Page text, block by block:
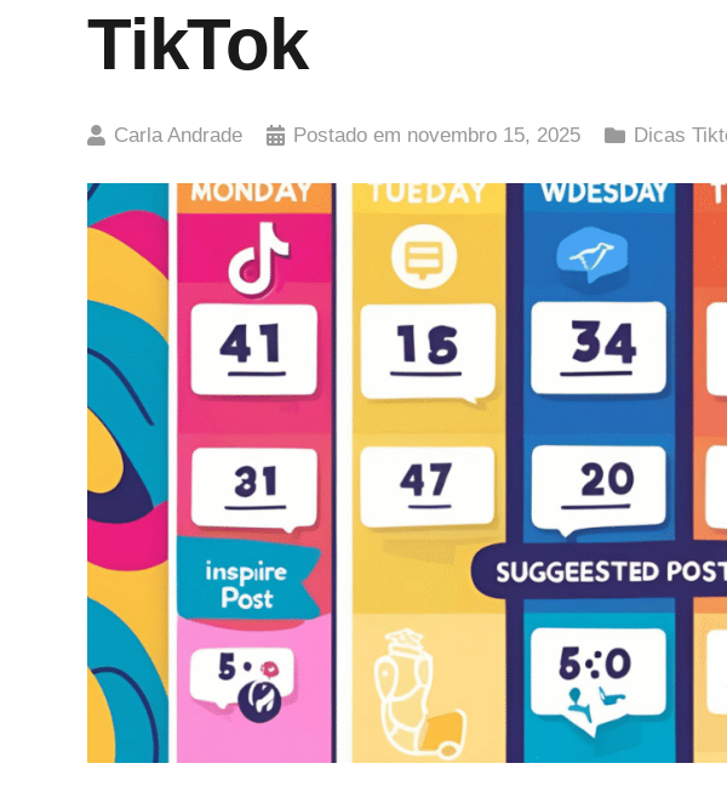
TikTok
Carla Andrade Postado em novembro 15, 2025 Dicas